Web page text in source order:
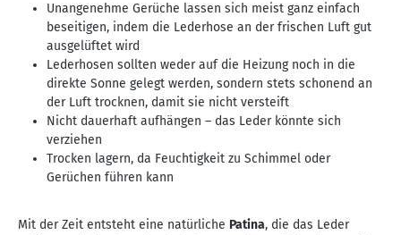
Unangenehme Gerüche lassen sich meist ganz einfach
beseitigen, indem die Lederhose an der frischen Luft gut
ausgelüftet wird
Lederhosen sollten weder auf die Heizung noch in die
direkte Sonne gelegt werden, sondern stets schonend an
der Luft trocknen, damit sie nicht versteift
Nicht dauerhaft aufhängen – das Leder könnte sich
verziehen
Trocken lagern, da Feuchtigkeit zu Schimmel oder
Gerüchen führen kann
Mit der Zeit entsteht eine natürliche Patina, die das Leder